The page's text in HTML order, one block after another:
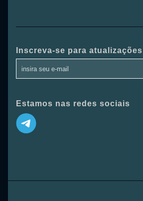
Inscreva-se para atualizações
Estamos nas redes sociais